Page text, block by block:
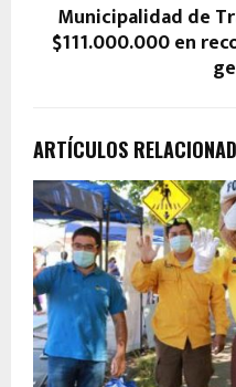
Municipalidad de
$111.000.000 en
ARTÍCULOS